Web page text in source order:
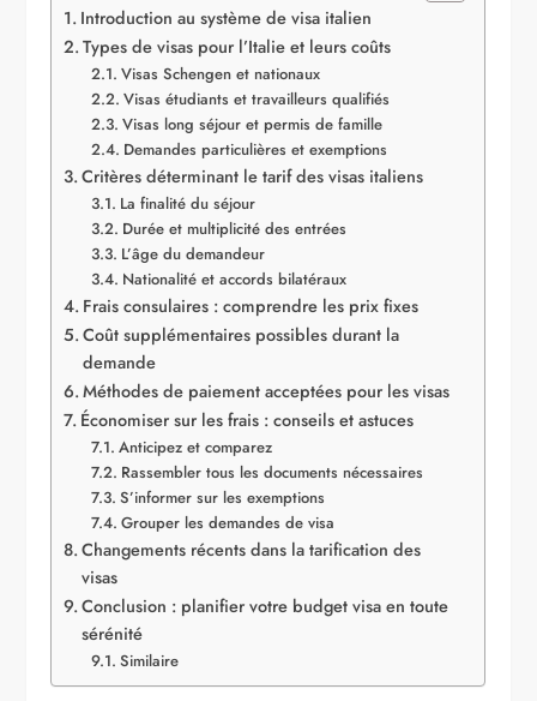
Introduction au système de visa italien
Types de visas pour l’Italie et leurs coûts
Visas Schengen et nationaux
Visas étudiants et travailleurs qualifiés
Visas long séjour et permis de famille
Demandes particulières et exemptions
Critères déterminant le tarif des visas italiens
La finalité du séjour
Durée et multiplicité des entrées
L’âge du demandeur
Nationalité et accords bilatéraux
Frais consulaires : comprendre les prix fixes
Coût supplémentaires possibles durant la
demande
Méthodes de paiement acceptées pour les visas
Économiser sur les frais : conseils et astuces
Anticipez et comparez
Rassembler tous les documents nécessaires
S’informer sur les exemptions
Grouper les demandes de visa
Changements récents dans la tarification des
visas
Conclusion : planifier votre budget visa en toute
sérénité
Similaire